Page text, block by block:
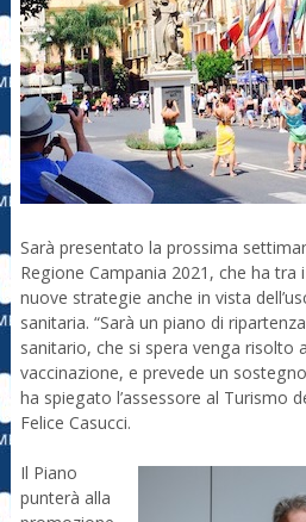
Sarà presentato la prossima
Regione Campania 2021, che ha tra
nuove strategie anche in vista
sanitaria. “Sarà un piano di
sanitario, che si spera venga risolto
vaccinazione, e prevede un
ha spiegato l’assessore al Turismo
Felice Casucci.
Il Piano
punterà alla